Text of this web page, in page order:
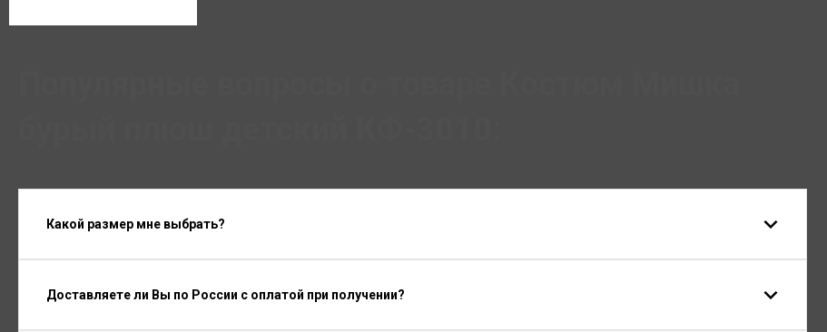
Какой размер мне выбрать?
Доставляете ли Вы по России с оплатой при получении?